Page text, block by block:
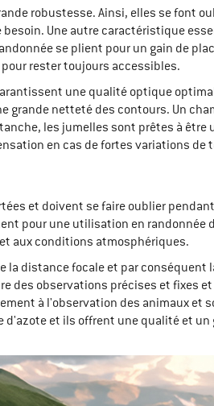
robustesse. Ainsi, elles se font
Une autre caractéristique
se plient pour un gain de
rester toujours accessibles.
une qualité optique
netteté des contours. Un
les jumelles sont prêtes à
en cas de fortes variations de
et doivent se faire oublier
pour une utilisation en randonnée
aux conditions atmosphériques.
distance focale et par
des observations précises et fixes
à l'observation des animaux
et ils offrent une qualité et